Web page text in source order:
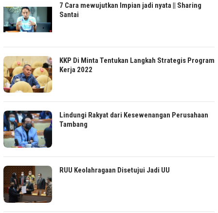
7 Cara mewujutkan Impian jadi nyata || Sharing
Santai
KKP Di Minta Tentukan Langkah Strategis Program
Kerja 2022
Lindungi Rakyat dari Kesewenangan Perusahaan
Tambang
RUU Keolahragaan Disetujui Jadi UU